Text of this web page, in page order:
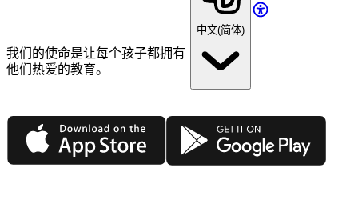
我们的使命是让每个孩子都拥有
他们热爱的教育。
中文(简体)
App Store Google Play